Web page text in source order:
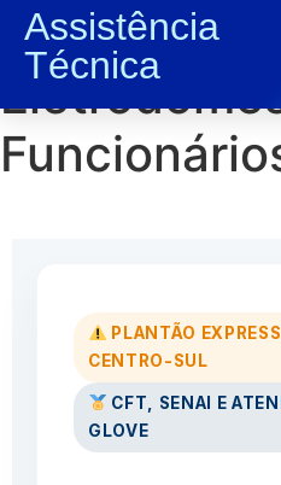
Assistência
Técnica
Conserto de
PLANTÃO
CENTRO-SUL
CFT, SENAI E
GLOVE